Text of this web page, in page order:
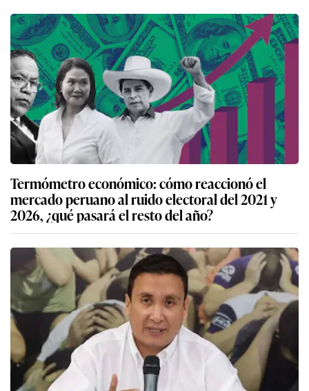
Termómetro económico: cómo reaccionó el
mercado peruano al ruido electoral del 2021 y
2026, ¿qué pasará el resto del año?